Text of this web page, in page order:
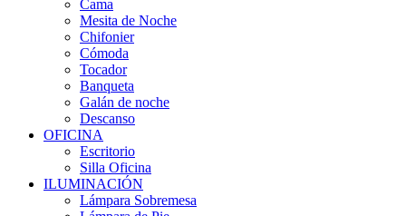
Cama
Mesita de Noche
Chifonier
Cómoda
Tocador
Banqueta
Galán de noche
Descanso
OFICINA
Escritorio
Silla Oficina
ILUMINACIÓN
Lámpara Sobremesa